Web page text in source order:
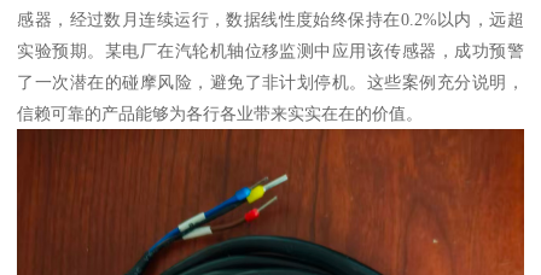
感器，经过数月连续运行，数据线性度始终保持在0.2%以内，远超
实验预期。某电厂在汽轮机轴位移监测中应用该传感器，成功预警
了一次潜在的碰摩风险，避免了非计划停机。这些案例充分说明，
信赖可靠的产品能够为各行各业带来实实在在的价值。